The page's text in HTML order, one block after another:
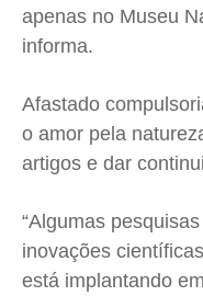
apenas no Museu
informa.
Afastado
o amor pela
artigos e dar
“Algumas
inovações
está implantando